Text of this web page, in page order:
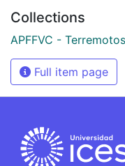
Collections
APFFVC -
Full item page